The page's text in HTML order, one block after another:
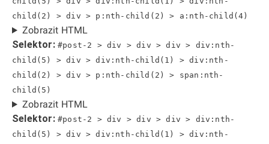
child(2) > div > p:nth-child(2) > a:nth-child(4)
Zobrazit HTML
Selektor: #post-2 > div > div > div > div:nth-
child(5) > div > div:nth-child(1) > div:nth-
child(2) > div > p:nth-child(2) > span:nth-
child(5)
Zobrazit HTML
Selektor: #post-2 > div > div > div > div:nth-
child(5) > div > div:nth-child(1) > div:nth-